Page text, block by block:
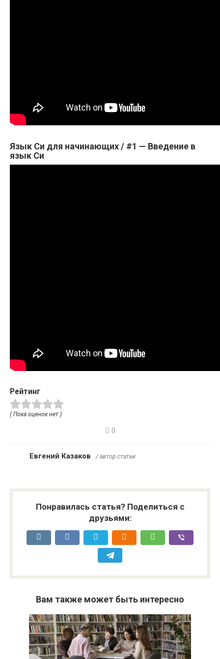
Язык Си для начинающих / #1 — Введение в
язык Си
Рейтинг
( Пока оценок нет )
0
Евгений Казаков / автор статьи
Понравилась статья? Поделиться с
друзьями:
Вам также может быть интересно